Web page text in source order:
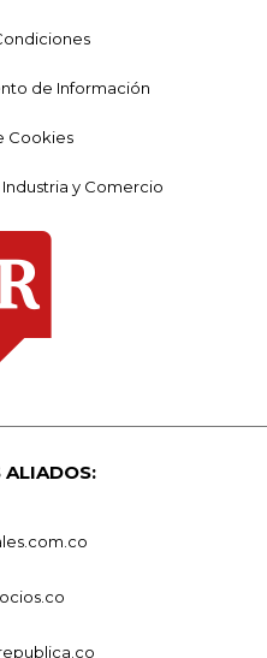
de Información
Cookies
y Comercio
ALIADOS: